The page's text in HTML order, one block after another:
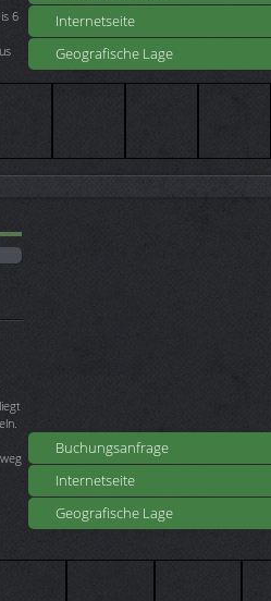
Internetseite
Geografische Lage
6
Buchungsanfrage
Internetseite
Geografische Lage